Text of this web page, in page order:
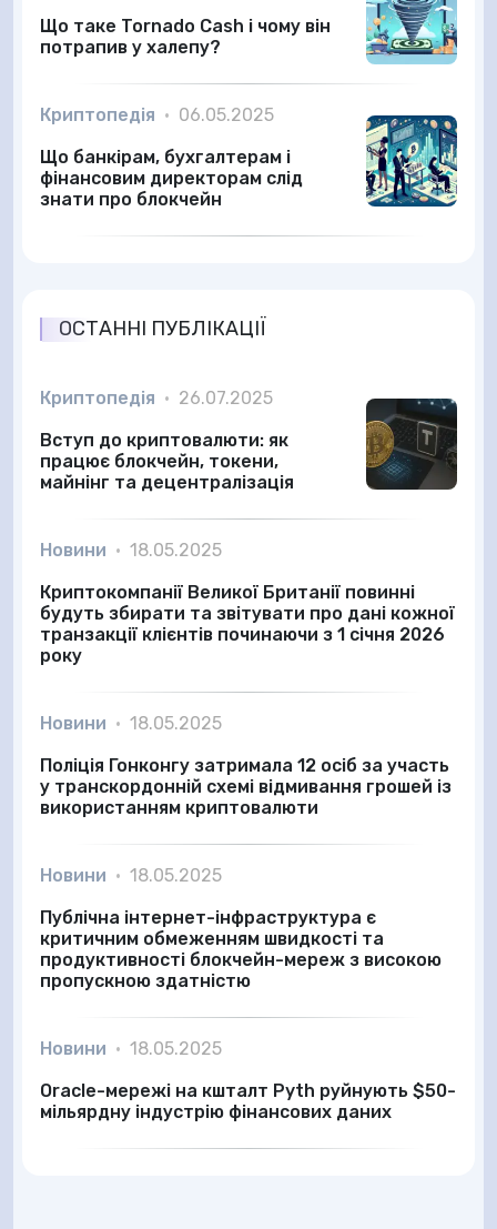
Що таке Tornado Cash і чому він
потрапив у халепу?
Криптопедія • 06.05.2025
Що банкірам, бухгалтерам і
фінансовим директорам слід
знати про блокчейн
ОСТАННІ ПУБЛІКАЦІЇ
Криптопедія • 26.07.2025
Вступ до криптовалюти: як
працює блокчейн, токени,
майнінг та децентралізація
Новини • 18.05.2025
Криптокомпанії Великої Британії повинні
будуть збирати та звітувати про дані кожної
транзакції клієнтів починаючи з 1 січня 2026
року
Новини • 18.05.2025
Поліція Гонконгу затримала 12 осіб за участь
у транскордонній схемі відмивання грошей із
використанням криптовалюти
Новини • 18.05.2025
Публічна інтернет-інфраструктура є
критичним обмеженням швидкості та
продуктивності блокчейн-мереж з високою
пропускною здатністю
Новини • 18.05.2025
Oracle-мережі на кшталт Pyth руйнують $50-
мільярдну індустрію фінансових даних